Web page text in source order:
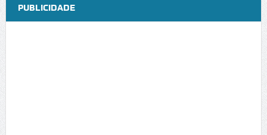
PUBLICIDADE